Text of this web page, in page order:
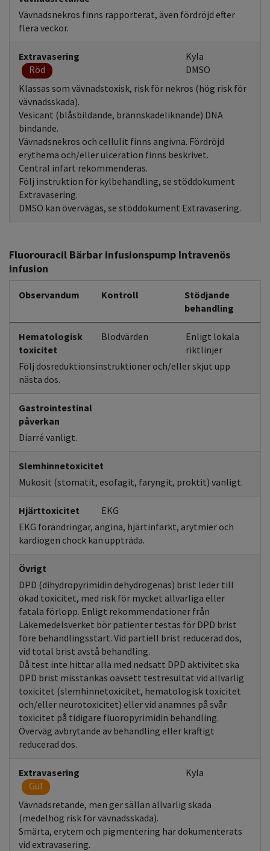
Vävnadsnekros finns rapporterat, även fördröjd efter
flera veckor.
Extravasering
Röd
Kyla
DMSO
Klassas som vävnadstoxisk, risk för nekros (hög risk för
vävnadsskada).
Vesicant (blåsbildande, brännskadeliknande) DNA
bindande.
Vävnadsnekros och cellulit finns angivna. Fördröjd
erythema och/eller ulceration finns beskrivet.
Central infart rekommenderas.
Följ instruktion för kylbehandling, se stöddokument
Extravasering.
DMSO kan övervägas, se stöddokument Extravasering.
Fluorouracil Bärbar infusionspump Intravenös
infusion
Observandum Kontroll
Stödjande
behandling
Hematologisk
toxicitet
Blodvärden
Enligt lokala
riktlinjer
Följ dosreduktionsinstruktioner och/eller skjut upp
nästa dos.
Gastrointestinal
påverkan
Diarré vanligt.
Slemhinnetoxicitet
Mukosit (stomatit, esofagit, faryngit, proktit) vanligt.
Hjärttoxicitet
EKG
EKG förändringar, angina, hjärtinfarkt, arytmier och
kardiogen chock kan uppträda.
Övrigt
DPD (dihydropyrimidin dehydrogenas) brist leder till
ökad toxicitet, med risk för mycket allvarliga eller
fatala förlopp. Enligt rekommendationer från
Läkemedelsverket bör patienter testas för DPD brist
före behandlingsstart. Vid partiell brist reducerad dos,
vid total brist avstå behandling.
Då test inte hittar alla med nedsatt DPD aktivitet ska
DPD brist misstänkas oavsett testresultat vid allvarlig
toxicitet (slemhinnetoxicitet, hematologisk toxicitet
och/eller neurotoxicitet) eller vid anamnes på svår
toxicitet på tidigare fluoropyrimidin behandling.
Överväg avbrytande av behandling eller kraftigt
reducerad dos.
Extravasering
Gul
Kyla
Vävnadsretande, men ger sällan allvarlig skada
(medelhög risk för vävnadsskada).
Smärta, erytem och pigmentering har dokumenterats
vid extravasering.